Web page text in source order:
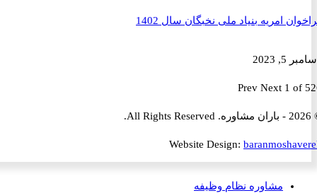
امریه بنیاد ملی نخبگان سال 1402
PrevNext 1
Website Design:
مشاوره نظام وظیفه